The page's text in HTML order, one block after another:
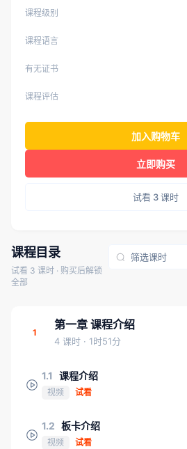
课程级别
课程语言
有无证书
课程评估
加入购物车
立即购买
试看 3 课时
课程目录
试看 3 课时 · 购买后解锁
全部
1
第一章 课程介绍
4 课时 · 1时51分
1.1 课程介绍
视频 试看
1.2 板卡介绍
视频 试看